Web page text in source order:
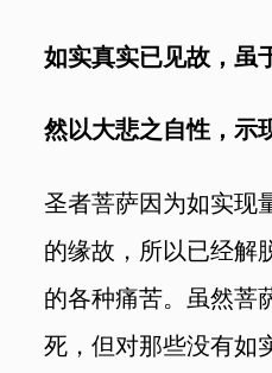
如实真实已见故，虽
然以大悲之自性，示
圣者菩萨因为如实现
的缘故，所以已经解
的各种痛苦。虽然菩
死，但对那些没有如